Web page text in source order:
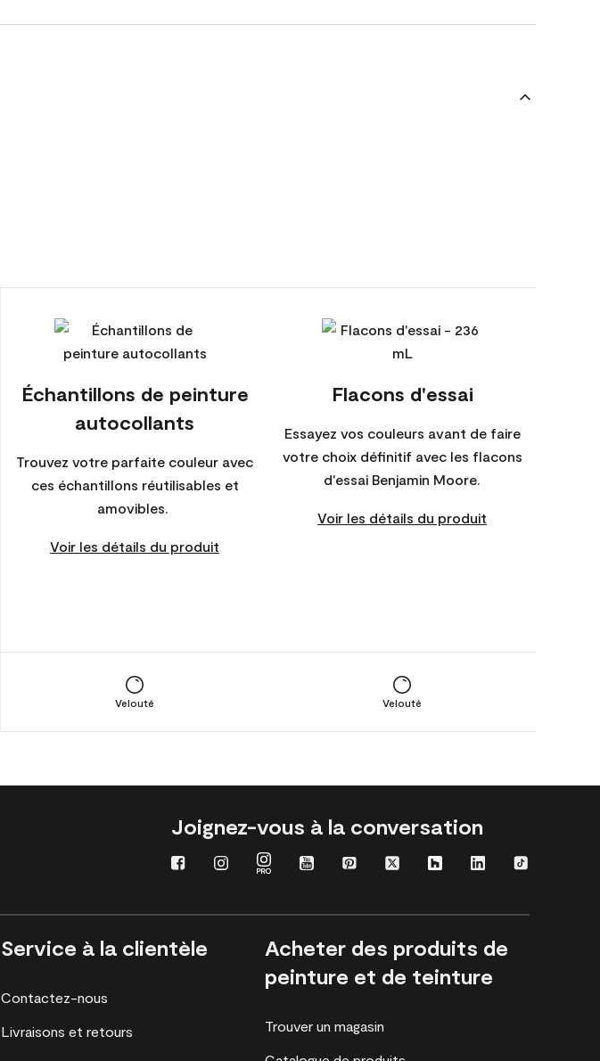
Échantillons de peinture
autocollants
Trouvez votre parfaite couleur avec
ces échantillons réutilisables et
amovibles.
Voir les détails du produit
Flacons d'essai
Essayez vos couleurs avant de faire
votre choix définitif avec les flacons
d'essai Benjamin Moore.
Voir les détails du produit
Velouté Velouté
Joignez-vous à la conversation
Service à la clientèle
Contactez-nous
Livraisons et retours
Acheter des produits de
peinture et de teinture
Trouver un magasin